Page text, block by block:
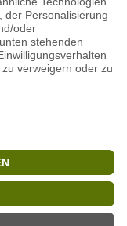
im Projekt